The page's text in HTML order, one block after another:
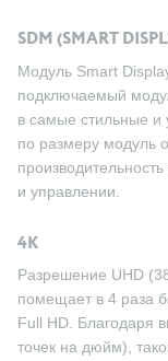
SDM (SMART
Модуль Smart
подключаемый
в самые стильные и
по размеру модуль
и управлении.
4K
Разрешение UHD
помещает в 4 раза
Full HD. Благодаря
точек на дюйм),